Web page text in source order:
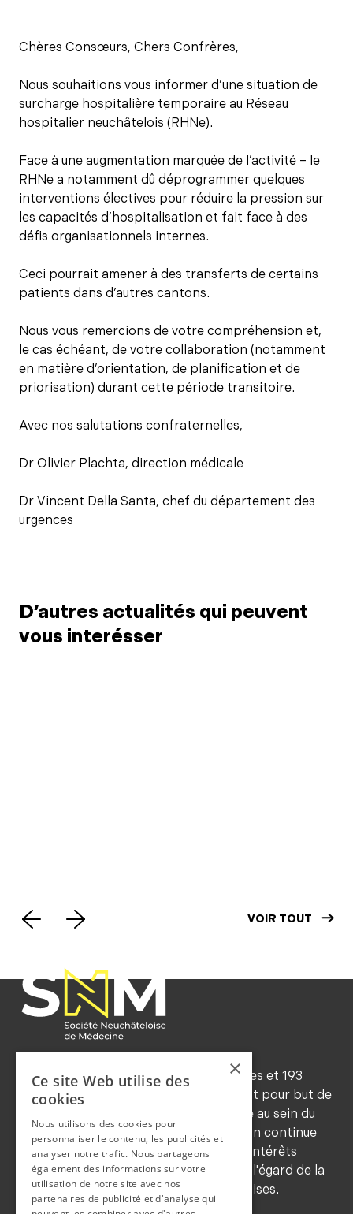
Chères Consœurs, Chers Confrères,
Nous souhaitions vous informer d’une situation de
surcharge hospitalière temporaire au Réseau
hospitalier neuchâtelois (RHNe).
Face à une augmentation marquée de l’activité – le
RHNe a notamment dû déprogrammer quelques
interventions électives pour réduire la pression sur
les capacités d’hospitalisation et fait face à des
défis organisationnels internes.
Ceci pourrait amener à des transferts de certains
patients dans d’autres cantons.
Nous vous remercions de votre compréhension et,
le cas échéant, de votre collaboration (notamment
en matière d’orientation, de planification et de
priorisation) durant cette période transitoire.
Avec nos salutations confraternelles,
Dr Olivier Plachta, direction médicale
Dr Vincent Della Santa, chef du département des
urgences
D’autres actualités qui peuvent
vous interésser
VOIR TOUT
Forte d'environ 545 membres ordinaires et 193
honoraires (2024), la SNM a notamment pour but de
maintenir les traditions de déontologie au sein du
corps médical, de favoriser la formation continue
de ses membres, de sauvegarder leurs intérêts
professionnels et de les représenter à l'égard de la
population et des autorités neuchâteloises.
COORDONNEES
×
Ce site Web utilise des
cookies
Nous utilisons des cookies pour
personnaliser le contenu, les publicités et
analyser notre trafic. Nous partageons
également des informations sur votre
utilisation de notre site avec nos
partenaires de publicité et d'analyse qui